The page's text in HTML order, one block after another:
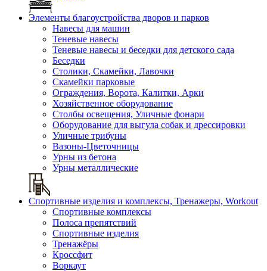
Элементы благоустройства дворов и парков
Навесы для машин
Теневые навесы
Теневые навесы и беседки для детского сада
Беседки
Столики, Скамейки, Лавочки
Скамейки парковые
Ограждения, Ворота, Калитки, Арки
Хозяйственное оборудование
Столбы освещения, Уличные фонари
Оборудование для выгула собак и дрессировки
Уличные трибуны
Вазоны-Цветочницы
Урны из бетона
Урны металлические
Спортивные изделия и комплексы, Тренажеры, Workout
Спортивные комплексы
Полоса препятствий
Спортивные изделия
Тренажёры
Кроссфит
Воркаут